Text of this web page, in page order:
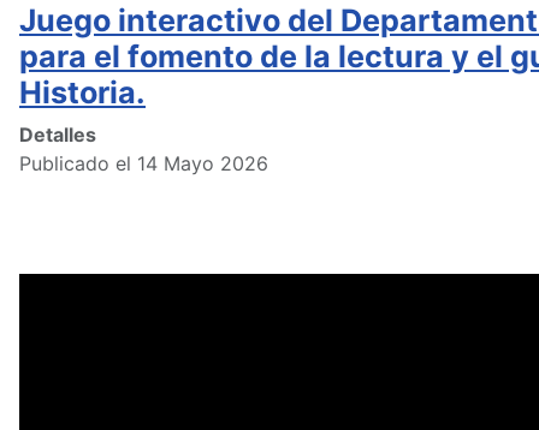
Juego interactivo del
para el fomento de la lectura y el
Historia.
Detalles
Publicado el 14 Mayo 2026